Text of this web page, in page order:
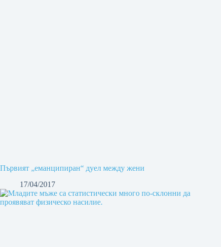
Първият „еманципиран“ дуел между жени
17/04/2017